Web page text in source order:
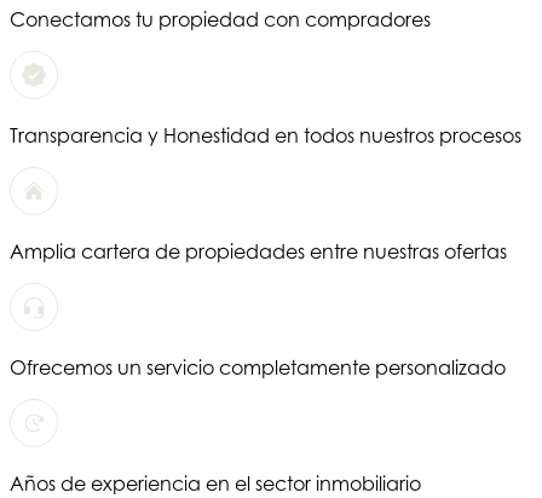
Conectamos tu propiedad con compradores
Transparencia y Honestidad en todos nuestros procesos
Amplia cartera de propiedades entre nuestras ofertas
Ofrecemos un servicio completamente personalizado
Años de experiencia en el sector inmobiliario